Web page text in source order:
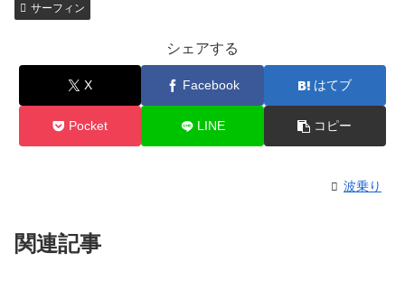
サーフィン
シェアする
X Facebook はてブ
Pocket LINE コピー
波乗り
関連記事